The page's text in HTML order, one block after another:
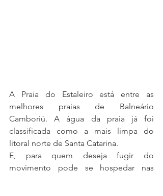
A Praia do Estaleiro está entre as
melhores praias de Balneário
Camboriú. A água da praia já foi
classificada como a mais limpa do
litoral norte de Santa Catarina.
E, para quem deseja fugir do
movimento pode se hospedar nas